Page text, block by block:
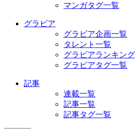
マンガタグ一覧
グラビア
グラビア企画一覧
タレント一覧
グラビアランキング
グラビアタグ一覧
記事
連載一覧
記事一覧
記事タグ一覧